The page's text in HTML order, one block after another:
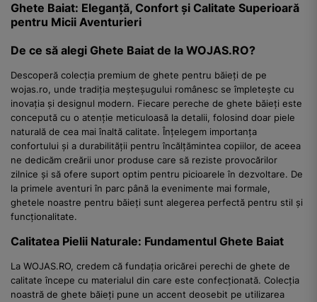
Ghete Baiat: Eleganță, Confort și Calitate Superioară
pentru Micii Aventurieri
De ce să alegi Ghete Baiat de la WOJAS.RO?
Descoperă colecția premium de ghete pentru băieți de pe
wojas.ro, unde tradiția meșteșugului românesc se împletește cu
inovația și designul modern. Fiecare pereche de ghete băieți este
concepută cu o atenție meticuloasă la detalii, folosind doar piele
naturală de cea mai înaltă calitate. Înțelegem importanța
confortului și a durabilității pentru încălțămintea copiilor, de aceea
ne dedicăm creării unor produse care să reziste provocărilor
zilnice și să ofere suport optim pentru picioarele în dezvoltare. De
la primele aventuri în parc până la evenimente mai formale,
ghetele noastre pentru băieți sunt alegerea perfectă pentru stil și
funcționalitate.
Calitatea Pielii Naturale: Fundamentul Ghete Baiat
La WOJAS.RO, credem că fundația oricărei perechi de ghete de
calitate începe cu materialul din care este confecționată. Colecția
noastră de ghete băieți pune un accent deosebit pe utilizarea